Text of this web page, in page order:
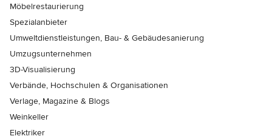
Möbelrestaurierung
Spezialanbieter
Umweltdienstleistungen, Bau- & Gebäudesanierung
Umzugsunternehmen
3D-Visualisierung
Verbände, Hochschulen & Organisationen
Verlage, Magazine & Blogs
Weinkeller
Elektriker